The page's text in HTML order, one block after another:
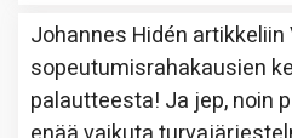
Johannes Hidén artikkeliin
sopeutumisrahakausien
palautteesta! Ja jep, noin